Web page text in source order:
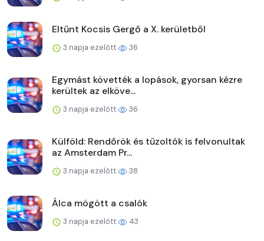
Eltűnt Kocsis Gergő a X. kerületből
3 napja ezelőtt 36
Egymást követték a lopások, gyorsan kézre
kerültek az elköve...
3 napja ezelőtt 36
Külföld: Rendőrök és tűzoltók is felvonultak
az Amsterdam Pr...
3 napja ezelőtt 38
Álca mögött a csalók
3 napja ezelőtt 43